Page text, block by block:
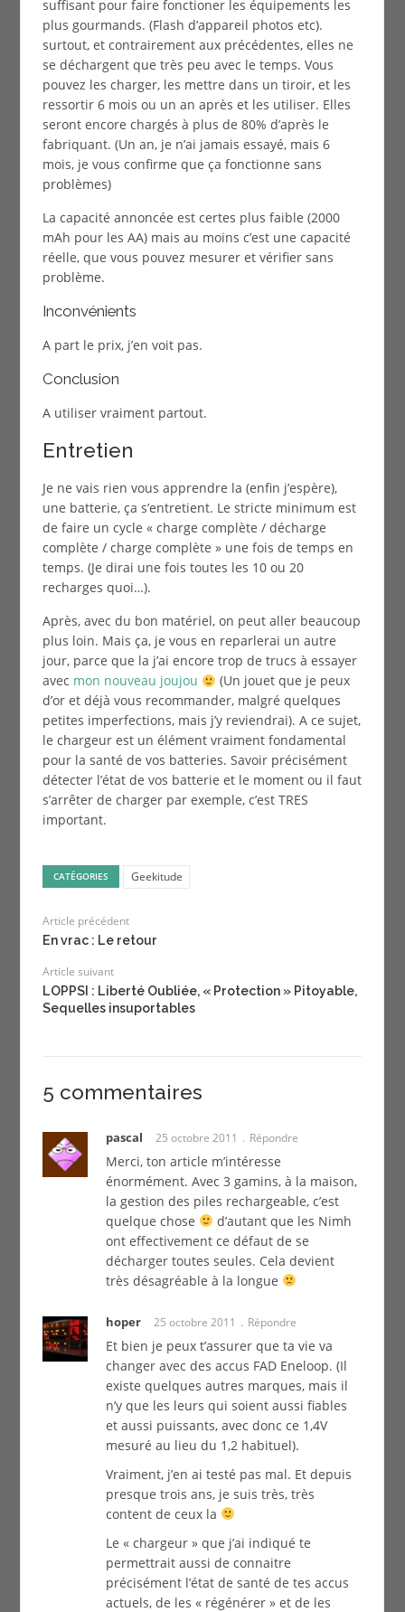
suffisant pour faire fonctioner les équipements les
plus gourmands. (Flash d’appareil photos etc).
surtout, et contrairement aux précédentes, elles ne
se déchargent que très peu avec le temps. Vous
pouvez les charger, les mettre dans un tiroir, et les
ressortir 6 mois ou un an après et les utiliser. Elles
seront encore chargés à plus de 80% d’après le
fabriquant. (Un an, je n’ai jamais essayé, mais 6
mois, je vous confirme que ça fonctionne sans
problèmes)
La capacité annoncée est certes plus faible (2000
mAh pour les AA) mais au moins c’est une capacité
réelle, que vous pouvez mesurer et vérifier sans
problème.
Inconvénients
A part le prix, j’en voit pas.
Conclusion
A utiliser vraiment partout.
Entretien
Je ne vais rien vous apprendre la (enfin j’espère),
une batterie, ça s’entretient. Le stricte minimum est
de faire un cycle « charge complète / décharge
complète / charge complète » une fois de temps en
temps. (Je dirai une fois toutes les 10 ou 20
recharges quoi…).
Après, avec du bon matériel, on peut aller beaucoup
plus loin. Mais ça, je vous en reparlerai un autre
jour, parce que la j’ai encore trop de trucs à essayer
avec mon nouveau joujou
(Un jouet que je peux
d’or et déjà vous recommander, malgré quelques
petites imperfections, mais j’y reviendrai). A ce sujet,
le chargeur est un élément vraiment fondamental
pour la santé de vos batteries. Savoir précisément
détecter l’état de vos batterie et le moment ou il faut
s’arrêter de charger par exemple, c’est TRES
important.
CATÉGORIES Geekitude
Article précédent
En vrac : Le retour
Article suivant
LOPPSI : Liberté Oubliée, « Protection » Pitoyable,
Sequelles insuportables
5 commentaires
pascal 25 octobre 2011 Répondre
Merci, ton article m’intéresse
énormément. Avec 3 gamins, à la maison,
la gestion des piles rechargeable, c’est
quelque chose
d’autant que les Nimh
ont effectivement ce défaut de se
décharger toutes seules. Cela devient
très désagréable à la longue
hoper 25 octobre 2011 Répondre
Et bien je peux t’assurer que ta vie va
changer avec des accus FAD Eneloop. (Il
existe quelques autres marques, mais il
n’y que les leurs qui soient aussi fiables
et aussi puissants, avec donc ce 1,4V
mesuré au lieu du 1,2 habituel).
Vraiment, j’en ai testé pas mal. Et depuis
presque trois ans, je suis très, très
content de ceux la
Le « chargeur » que j’ai indiqué te
permettrait aussi de connaitre
précisément l’état de santé de tes accus
actuels, de les « régénérer » et de les